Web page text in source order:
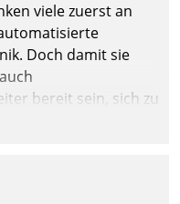
viele zuerst an
Doch damit sie
bereit sein, sich zu
werden sie an ihr